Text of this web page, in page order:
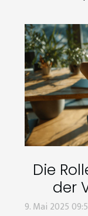
Die
der
9. Mai 2025